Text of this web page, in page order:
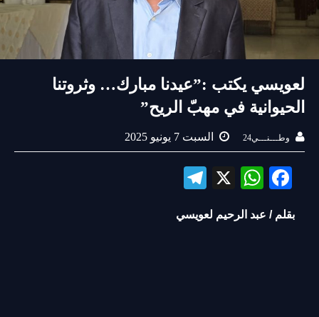
لعويسي يكتب :”عيدنا مبارك… وثروتنا
الحيوانية في مهبّ الريح”
وطـــنـــي24 السبت 7 يونيو 2025
Fa
bo
W
ts
X
gr
بقلم / عبد الرحيم لعويسي